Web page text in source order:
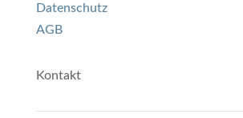
Datenschutz
AGB
Kontakt